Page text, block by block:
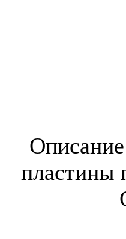
пластины